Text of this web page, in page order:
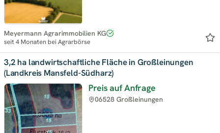
Meyermann Agrarimmobilien KG
seit 4 Monaten bei Agrarbörse
3,2 ha landwirtschaftliche Fläche in Großleinungen
(Landkreis Mansfeld-Südharz)
Preis auf Anfrage
06528 Großleinungen